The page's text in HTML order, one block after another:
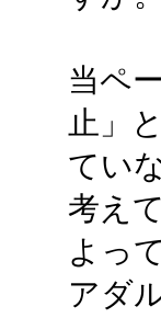
当ペ
止」
てい
考え
よっ
アダ